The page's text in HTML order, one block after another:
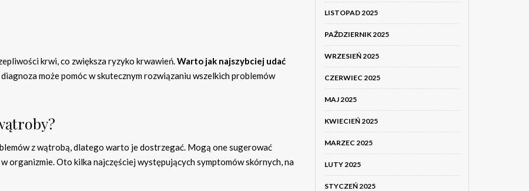
krwi, co zwiększa ryzyko krwawień.Warto jak najszybciej udać
może pomóc w skutecznym rozwiązaniu wszelkich problemów
z wątrobą, dlatego warto je dostrzegać. Mogą one sugerować
organizmie. Oto kilka najczęściej występujących symptomów skórnych, na
LISTOPAD 2025
PAŹDZIERNIK 2025
WRZESIEŃ 2025
CZERWIEC 2025
MAJ 2025
KWIECIEŃ 2025
MARZEC 2025
LUTY 2025
STYCZEŃ 2025